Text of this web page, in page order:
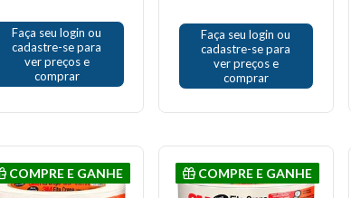
Faça seu login ou
cadastre-se para
ver preços e
comprar
Faça seu login ou
cadastre-se para
ver preços e
comprar
COMPRE E GANHE COMPRE E GANHE